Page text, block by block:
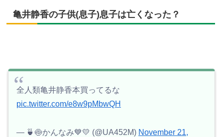
亀井静香の子供(息子)息子は亡くなった？
全人類亀井静香本買ってるな
pic.twitter.com/e8w9pMbwQH
— 🍵🍥かんなみ💙💛 (@UA452M) November 21,